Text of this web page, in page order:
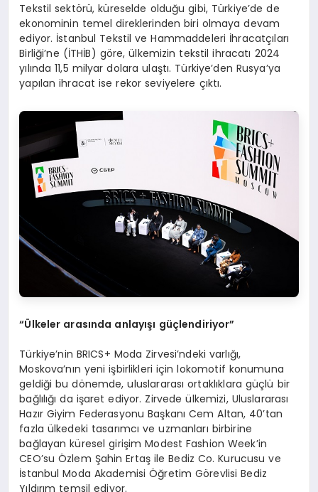
Tekstil sektörü, küreselde olduğu gibi, Türkiye’de de
ekonominin temel direklerinden biri olmaya devam
ediyor. İstanbul Tekstil ve Hammaddeleri İhracatçıları
Birliği’ne (İTHİB) göre, ülkemizin tekstil ihracatı 2024
yılında 11,5 milyar dolara ulaştı. Türkiye’den Rusya’ya
yapılan ihracat ise rekor seviyelere çıktı.
“Ülkeler arasında anlayışı güçlendiriyor”
Türkiye’nin BRICS+ Moda Zirvesi’ndeki varlığı,
Moskova’nın yeni işbirlikleri için lokomotif konumuna
geldiği bu dönemde, uluslararası ortaklıklara güçlü bir
bağlılığı da işaret ediyor. Zirvede ülkemizi, Uluslararası
Hazır Giyim Federasyonu Başkanı Cem Altan, 40’tan
fazla ülkedeki tasarımcı ve uzmanları birbirine
bağlayan küresel girişim Modest Fashion Week’in
CEO’su Özlem Şahin Ertaş ile Bediz Co. Kurucusu ve
İstanbul Moda Akademisi Öğretim Görevlisi Bediz
Yıldırım temsil ediyor.